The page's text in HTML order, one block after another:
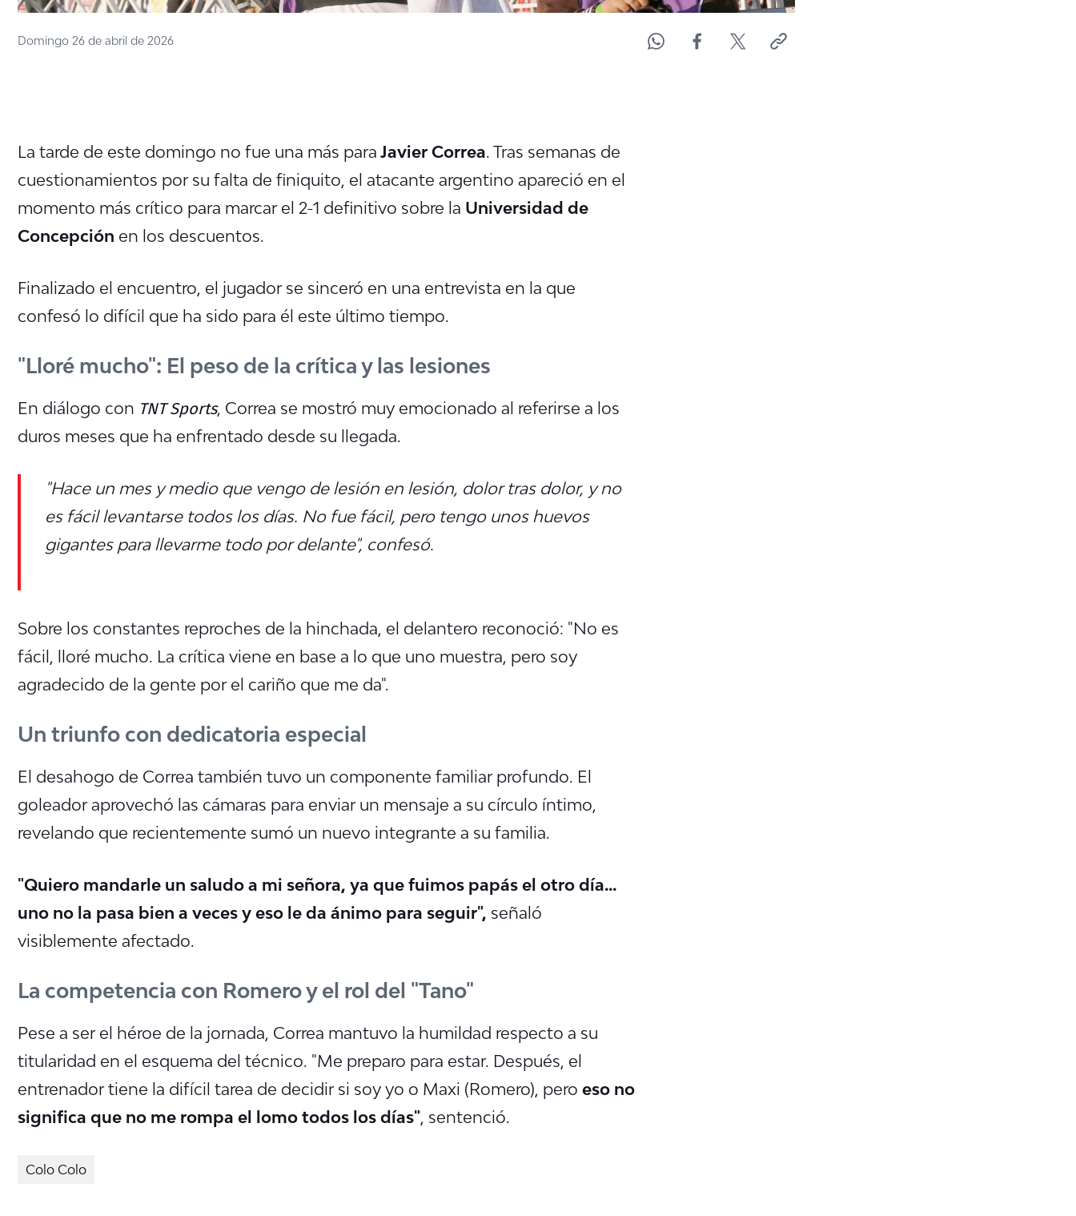
Domingo 26 de abril de 2026
La tarde de este domingo no fue una más para Javier Correa. Tras semanas de
cuestionamientos por su falta de finiquito, el atacante argentino apareció en el
momento más crítico para marcar el 2-1 definitivo sobre la Universidad de
Concepción en los descuentos.
Finalizado el encuentro, el jugador se sinceró en una entrevista en la que
confesó lo difícil que ha sido para él este último tiempo.
"Lloré mucho": El peso de la crítica y las lesiones
En diálogo con TNT Sports, Correa se mostró muy emocionado al referirse a los
duros meses que ha enfrentado desde su llegada.
"Hace un mes y medio que vengo de lesión en lesión, dolor tras dolor, yno
es fácil levantarse todos los días. No fue fácil, pero tengo unos huevos
gigantes para llevarme todo por delante", confesó.
Sobre los constantes reproches de la hinchada, el delantero reconoció: "No es
fácil, lloré mucho. La crítica viene en base a lo que uno muestra, pero soy
agradecido de la gente por el cariño que me da".
Un triunfo con dedicatoria especial
El desahogo de Correa también tuvo un componente familiar profundo. El
goleador aprovechó las cámaras para enviar un mensaje a su círculo íntimo,
revelando que recientemente sumó un nuevo integrante a su familia.
"Quiero mandarle un saludo a mi señora, ya que fuimos papás el otro día...
uno no la pasa bien a veces y eso le da ánimo para seguir", señaló
visiblemente afectado.
La competencia con Romero y el rol del "Tano"
Pese a ser el héroe de la jornada, Correa mantuvo la humildad respecto a su
titularidad en el esquema del técnico. "Me preparo para estar. Después, el
entrenador tiene la difícil tarea de decidir si soy yo o Maxi (Romero), pero eso no
significa que no me rompa el lomo todos los días", sentenció.
Colo Colo